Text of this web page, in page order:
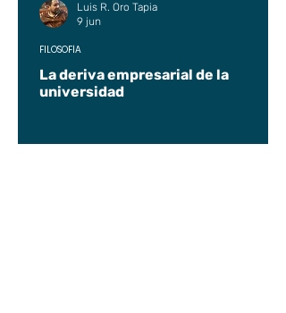
La deriva empresarial de la
universidad
FILOSOFÍA
Luis R. Oro Tapia
9 jun